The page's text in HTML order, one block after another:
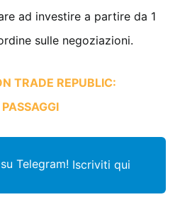
ad investire a partire da 1
sulle negoziazioni.
TRADE REPUBLIC:
Telegram! Iscriviti qui